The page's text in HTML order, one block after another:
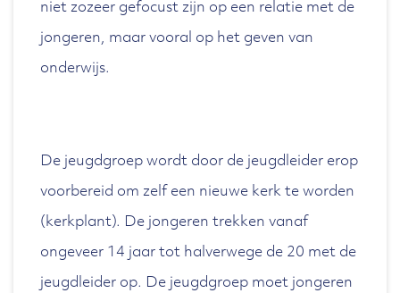
niet zozeer gefocust zijn op een relatie met de
jongeren, maar vooral op het geven van
onderwijs.
De jeugdgroep wordt door de jeugdleider erop
voorbereid om zelf een nieuwe kerk te worden
(kerkplant). De jongeren trekken vanaf
ongeveer 14 jaar tot halverwege de 20 met de
jeugdleider op. De jeugdgroep moet jongeren